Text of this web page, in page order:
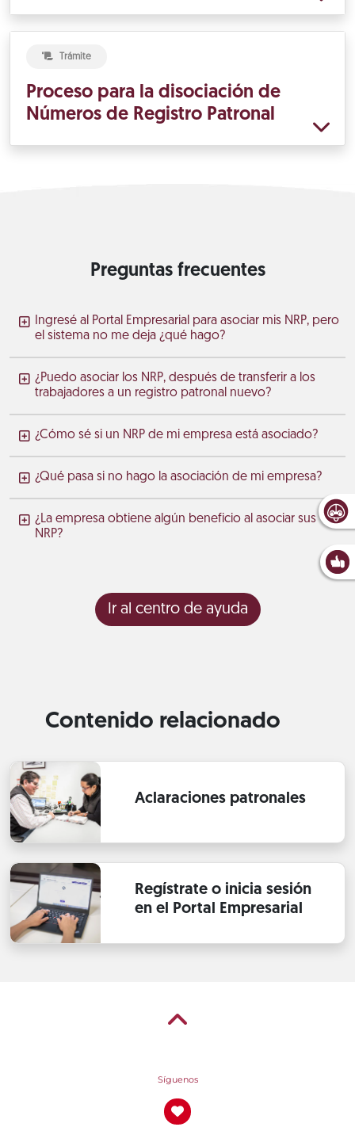
Trámite
Proceso para la disociación de
Números de Registro Patronal
Preguntas frecuentes
Ingresé al Portal Empresarial para asociar mis NRP, pero
el sistema no me deja ¿qué hago?
¿Puedo asociar los NRP, después de transferir a los
trabajadores a un registro patronal nuevo?
¿Cómo sé si un NRP de mi empresa está asociado?
¿Qué pasa si no hago la asociación de mi empresa?
¿La empresa obtiene algún beneficio al asociar sus
NRP?
Ir al centro de ayuda
Contenido relacionado
Aclaraciones patronales
Regístrate o inicia sesión
en el Portal Empresarial
Síguenos